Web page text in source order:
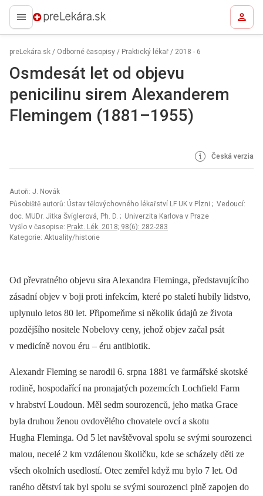
preLekára.sk
preLekára.sk / Odborné časopisy / Praktický lékař / 2018 - 6
Osmdesát let od objevu
penicilinu sirem Alexanderem
Flemingem (1881–1955)
Česká verzia
Autoři: J. Novák
Působiště autorů: Ústav tělovýchovného lékařství LF UK v Plzni ; Vedoucí:
doc. MUDr. Jitka Švíglerová, Ph. D. ; Univerzita Karlova v Praze
Vyšlo v časopise: Prakt. Lék. 2018; 98(6): 282-283
Kategorie: Aktuality/historie
Od převratného objevu sira Alexandra Fleminga, představujícího
zásadní objev v boji proti infekcím, které po staletí hubily lidstvo,
uplynulo letos 80 let. Připomeňme si několik údajů ze života
pozdějšího nositele Nobelovy ceny, jehož objev začal psát
v medicíně novou éru –⁠ éru antibiotik.
Alexandr Fleming se narodil 6. srpna 1881 ve farmářské skotské
rodině, hospodařící na pronajatých pozemcích Lochfield Farm
v hrabství Loudoun. Měl sedm sourozenců, jeho matka Grace
byla druhou ženou ovdovělého chovatele ovcí a skotu
Hugha Fleminga. Od 5 let navštěvoval spolu se svými sourozenci
malou, necelé 2 km vzdálenou školičku, kde se scházely děti ze
všech okolních usedlostí. Otec zemřel když mu bylo 7 let. Od
raného dětství tak byl spolu se svými sourozenci plně zapojen do